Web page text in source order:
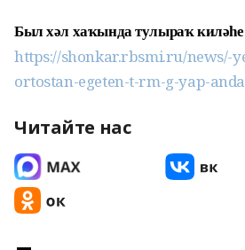
Был хәл хаҡында тулыраҡ
https://shonkar.rbsmi.ru/news/-
ortostan-egeten-t-rm-g-yap-
Читайте нас